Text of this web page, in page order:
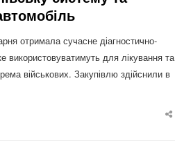
отримала сучасне діагностично-
використовуватимуть для лікування та
військових. Закупівлю здійснили в